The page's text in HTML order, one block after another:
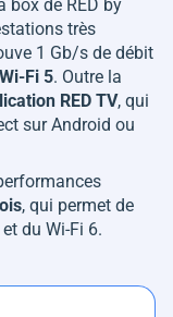
box de RED by
très
1 Gb/s de débit
Fi 5. Outre la
RED TV, qui
sur Android ou
, qui permet de
du Wi-Fi 6.